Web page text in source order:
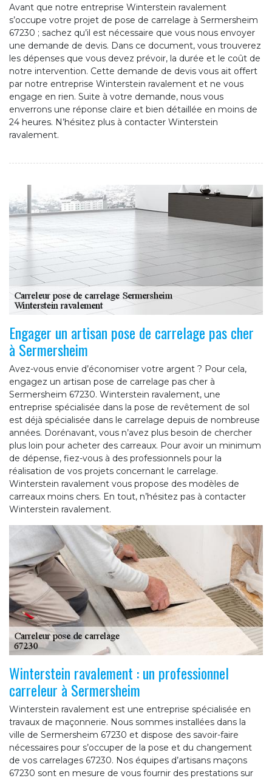
Avant que notre entreprise Winterstein ravalement
s’occupe votre projet de pose de carrelage à Sermersheim
67230 ; sachez qu’il est nécessaire que vous nous envoyer
une demande de devis. Dans ce document, vous trouverez
les dépenses que vous devez prévoir, la durée et le coût de
notre intervention. Cette demande de devis vous ait offert
par notre entreprise Winterstein ravalement et ne vous
engage en rien. Suite à votre demande, nous vous
enverrons une réponse claire et bien détaillée en moins de
24 heures. N’hésitez plus à contacter Winterstein
ravalement.
Engager un artisan pose de carrelage pas cher
à Sermersheim
Avez-vous envie d’économiser votre argent ? Pour cela,
engagez un artisan pose de carrelage pas cher à
Sermersheim 67230. Winterstein ravalement, une
entreprise spécialisée dans la pose de revêtement de sol
est déjà spécialisée dans le carrelage depuis de nombreuse
années. Dorénavant, vous n’avez plus besoin de chercher
plus loin pour acheter des carreaux. Pour avoir un minimum
de dépense, fiez-vous à des professionnels pour la
réalisation de vos projets concernant le carrelage.
Winterstein ravalement vous propose des modèles de
carreaux moins chers. En tout, n’hésitez pas à contacter
Winterstein ravalement.
Winterstein ravalement : un professionnel
carreleur à Sermersheim
Winterstein ravalement est une entreprise spécialisée en
travaux de maçonnerie. Nous sommes installées dans la
ville de Sermersheim 67230 et dispose des savoir-faire
nécessaires pour s’occuper de la pose et du changement
de vos carrelages 67230. Nos équipes d’artisans maçons
67230 sont en mesure de vous fournir des prestations sur